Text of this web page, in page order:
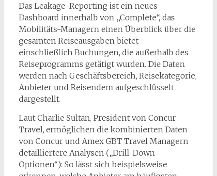
Das Leakage-Reporting ist ein neues
Dashboard innerhalb von „Complete“, das
Mobilitäts-Managern einen Überblick über die
gesamten Reiseausgaben bietet –
einschließlich Buchungen, die außerhalb des
Reiseprogramms getätigt wurden. Die Daten
werden nach Geschäftsbereich, Reisekategorie,
Anbieter und Reisendem aufgeschlüsselt
dargestellt.
Laut Charlie Sultan, President von Concur
Travel, ermöglichen die kombinierten Daten
von Concur und Amex GBT Travel Managern
detailliertere Analysen („Drill-Down-
Optionen“): So lässt sich beispielsweise